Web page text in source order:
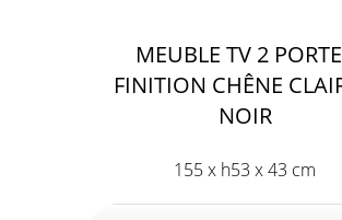
MEUBLE TV 2
FINITION CHÊNE
NOIR
155 x h53 x 43 cm